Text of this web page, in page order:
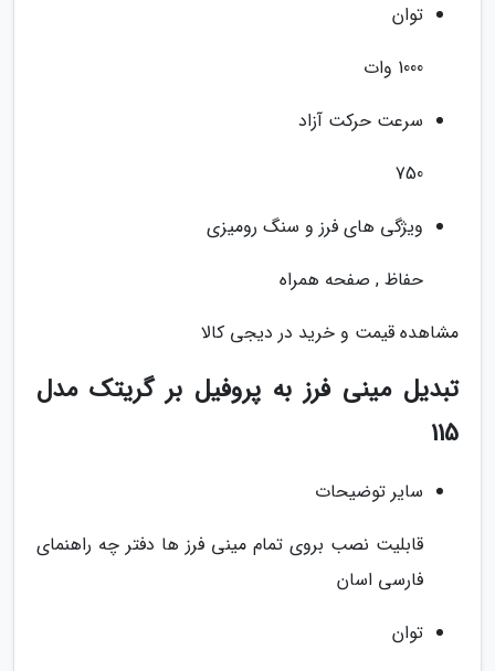
توان
1000 وات
سرعت حرکت آزاد
750
ویژگی های فرز و سنگ رومیزی
حفاظ , صفحه همراه
مشاهده قیمت و خرید در دیجی کالا
تبدیل مینی فرز به پروفیل بر گریتک مدل
115
سایر توضیحات
قابلیت نصب بروی تمام مینی فرز ها دفتر چه راهنمای
فارسی اسان
توان